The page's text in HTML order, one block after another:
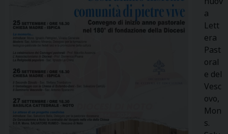
a
Lett
era
Past
oral
e del
Vesc
ovo,
Mon
s.